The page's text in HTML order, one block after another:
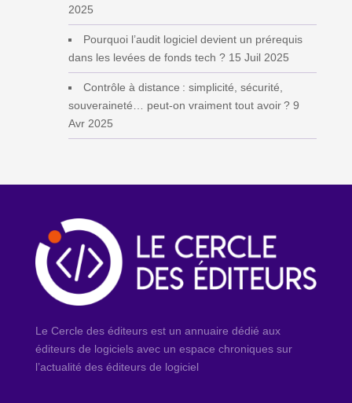
2025
Pourquoi l’audit logiciel devient un prérequis
dans les levées de fonds tech ? 15 Juil 2025
Contrôle à distance : simplicité, sécurité,
souveraineté… peut‑on vraiment tout avoir ? 9
Avr 2025
Le Cercle des éditeurs est un annuaire dédié aux
éditeurs de logiciels avec un espace chroniques sur
l’actualité des éditeurs de logiciel